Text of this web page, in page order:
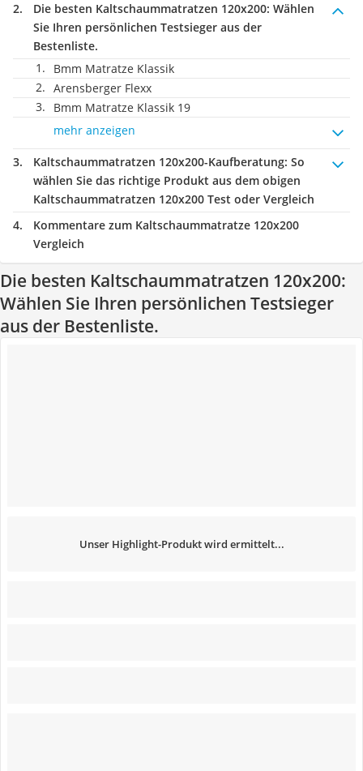
Die besten Kaltschaummatratzen 120x200: Wählen
Sie Ihren persönlichen Testsieger aus der
Bestenliste.
Bmm Matratze Klassik
Arensberger Flexx
Bmm Matratze Klassik 19
mehr anzeigen
Kaltschaummatratzen 120x200-Kaufberatung: So
wählen Sie das richtige Produkt aus dem obigen
Kaltschaummatratzen 120x200 Test oder Vergleich
Kommentare zum Kaltschaummatratze 120x200
Vergleich
Die besten Kaltschaummatratzen 120x200:
Wählen Sie Ihren persönlichen Testsieger
aus der Bestenliste.
Unser Highlight-Produkt wird ermittelt...